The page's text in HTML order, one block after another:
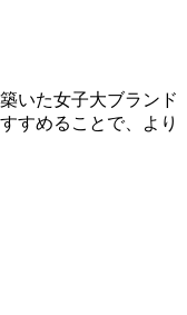
いた女子大ブランド
すめることで、より